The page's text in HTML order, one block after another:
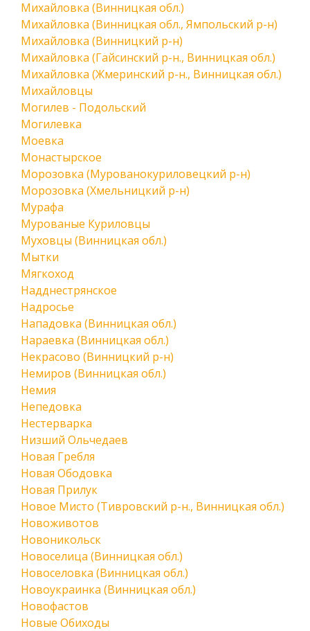
Михайловка (Винницкая обл.)
Михайловка (Винницкая обл., Ямпольский р-н)
Михайловка (Винницкий р-н)
Михайловка (Гайсинский р-н., Винницкая обл.)
Михайловка (Жмеринский р-н., Винницкая обл.)
Михайловцы
Могилев - Подольский
Могилевка
Моевка
Монастырское
Морозовка (Мурованокуриловецкий р-н)
Морозовка (Хмельницкий р-н)
Мурафа
Мурованые Куриловцы
Муховцы (Винницкая обл.)
Мытки
Мягкоход
Надднестрянское
Надросье
Нападовка (Винницкая обл.)
Нараевка (Винницкая обл.)
Некрасово (Винницкий р-н)
Немиров (Винницкая обл.)
Немия
Непедовка
Нестерварка
Низший Ольчедаев
Новая Гребля
Новая Ободовка
Новая Прилук
Новое Мисто (Тивровский р-н., Винницкая обл.)
Новоживотов
Новоникольск
Новоселица (Винницкая обл.)
Новоселовка (Винницкая обл.)
Новоукраинка (Винницкая обл.)
Новофастов
Новые Обиходы